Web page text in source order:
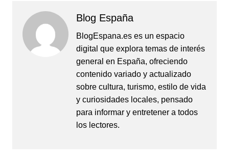
Blog España
BlogEspana.es es un espacio
digital que explora temas de interés
general en España, ofreciendo
contenido variado y actualizado
sobre cultura, turismo, estilo de vida
y curiosidades locales, pensado
para informar y entretener a todos
los lectores.